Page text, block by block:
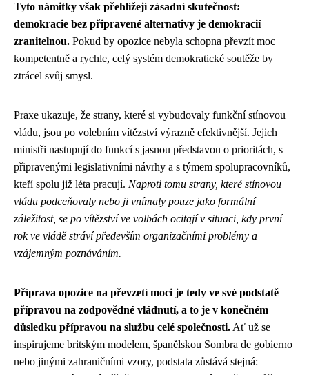
Tyto námitky však přehlížejí zásadní skutečnost:
demokracie bez připravené alternativy je demokracií
zranitelnou. Pokud by opozice nebyla schopna převzít moc
kompetentně a rychle, celý systém demokratické soutěže by
ztrácel svůj smysl.
Praxe ukazuje, že strany, které si vybudovaly funkční stínovou
vládu, jsou po volebním vítězství výrazně efektivnější. Jejich
ministři nastupují do funkcí s jasnou představou o prioritách, s
připravenými legislativními návrhy a s týmem spolupracovníků,
kteří spolu již léta pracují. Naproti tomu strany, které stínovou
vládu podceňovaly nebo ji vnímaly pouze jako formální
záležitost, se po vítězství ve volbách ocitají v situaci, kdy první
rok ve vládě stráví především organizačními problémy a
vzájemným poznáváním.
Příprava opozice na převzetí moci je tedy ve své podstatě
přípravou na zodpovědné vládnutí, a to je v konečném
důsledku přípravou na službu celé společnosti. Ať už se
inspirujeme britským modelem, španělskou Sombra de gobierno
nebo jinými zahraničními vzory, podstata zůstává stejná: